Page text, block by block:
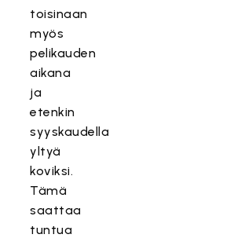
toisinaan
myös
pelikauden
aikana
ja
etenkin
syyskaudella
yltyä
koviksi.
Tämä
saattaa
tuntua